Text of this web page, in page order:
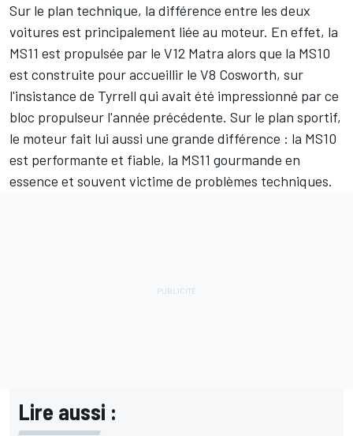
Sur le plan technique, la différence entre les deux
voitures est principalement liée au moteur. En effet, la
MS11 est propulsée par le V12 Matra alors que la MS10
est construite pour accueillir le V8 Cosworth, sur
l'insistance de Tyrrell qui avait été impressionné par ce
bloc propulseur l'année précédente. Sur le plan sportif,
le moteur fait lui aussi une grande différence : la MS10
est performante et fiable, la MS11 gourmande en
essence et souvent victime de problèmes techniques.
Lire aussi :